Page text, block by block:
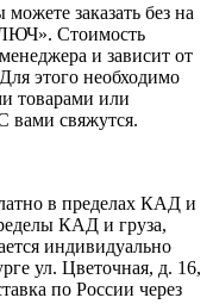
заказать без на
Стоимость
и зависит от
этого необходимо
товарами или
вами свяжутся.
в пределах КАД и
КАД и груза,
индивидуально
ул. Цветочная, д. 16,
по России через